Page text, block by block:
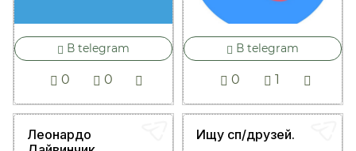
В telegram
0 0
В telegram
0 1
Леонардо
Ищу сп/друзей.